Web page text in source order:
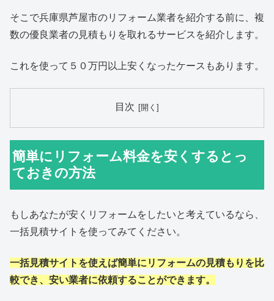
そこで兵庫県芦屋市のリフォーム業者を紹介する前に、複
数の優良業者の見積もりを取れるサービスを紹介します。
これを使って５０万円以上安くなったケースもあります。
目次
簡単にリフォーム料金を安くするとっ
ておきの方法
もしあなたが安くリフォームをしたいと考えているなら、
一括見積サイトを使ってみてください。
一括見積サイトを使えば簡単にリフォームの見積もりを比
較でき、安い業者に依頼することができます。